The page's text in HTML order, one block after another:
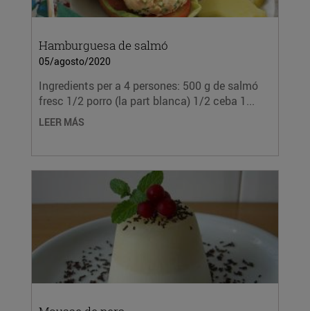
Hamburguesa de salmó
05/agosto/2020
Ingredients per a 4 persones: 500 g de salmó
fresc 1/2 porro (la part blanca) 1/2 ceba 1...
LEER MÁS